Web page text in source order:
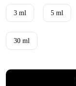
3 ml 5 ml
30 ml